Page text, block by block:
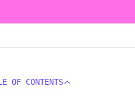
OF CONTENTS